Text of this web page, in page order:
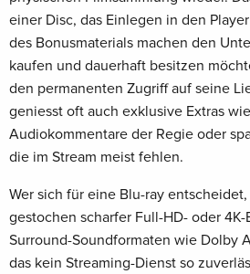
einer Disc, das Einlegen in den
des Bonusmaterials machen den
kaufen und dauerhaft besitzen
den permanenten Zugriff auf seine
geniesst oft auch exklusive Extras
Audiokommentare der Regie oder
die im Stream meist fehlen.
Wer sich für eine Blu-ray
gestochen scharfer Full-HD- oder
Surround-Soundformaten wie Dolby
das kein Streaming-Dienst so